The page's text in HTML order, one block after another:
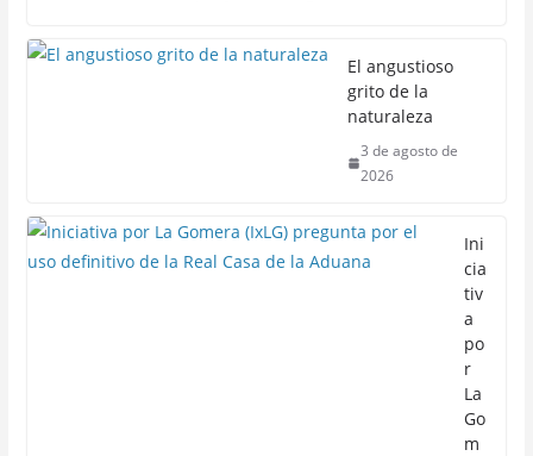
El angustioso
grito de la
naturaleza
3 de agosto de
2026
Ini
cia
tiv
a
po
r
La
Go
m